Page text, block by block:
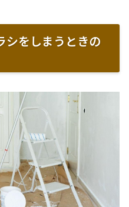
シをしまうときの